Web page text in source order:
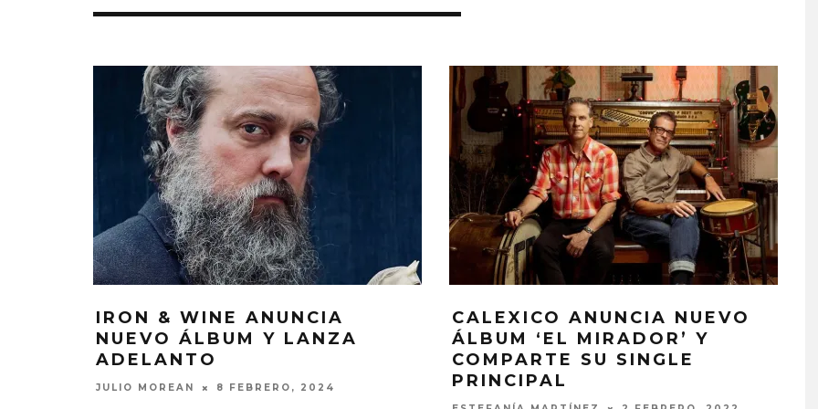
IRON & WINE ANUNCIA
NUEVO ÁLBUM Y LANZA
ADELANTO
JULIO MOREAN 8 FEBRERO, 2024
CALEXICO ANUNCIA NUEVO
ÁLBUM ‘EL MIRADOR’ Y
COMPARTE SU SINGLE
PRINCIPAL
EDGAR BAJO EL AGUA ABRE
UN NUEVO CAPÍTULO CON
GHOST PROYECTARÁ
GLOBALMENTE EL
CONCIERTO ‘2 BIG TO RIG’
CON FUNCIÓN EN CARACAS
KAROL G PRESENTA
TRACKLIST DE SU ÁLBUM